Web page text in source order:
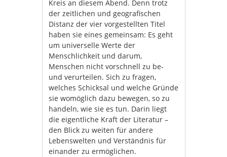
Kreis an diesem Abend. Denn trotz
der zeitlichen und geografischen
Distanz der vier vorgestellten Titel
haben sie eines gemeinsam: Es geht
um universelle Werte der
Menschlichkeit und darum,
Menschen nicht vorschnell zu be-
und verurteilen. Sich zu fragen,
welches Schicksal und welche Gründe
sie womöglich dazu bewegen, so zu
handeln, wie sie es tun. Darin liegt
die eigentliche Kraft der Literatur –
den Blick zu weiten für andere
Lebenswelten und Verständnis für
einander zu ermöglichen.